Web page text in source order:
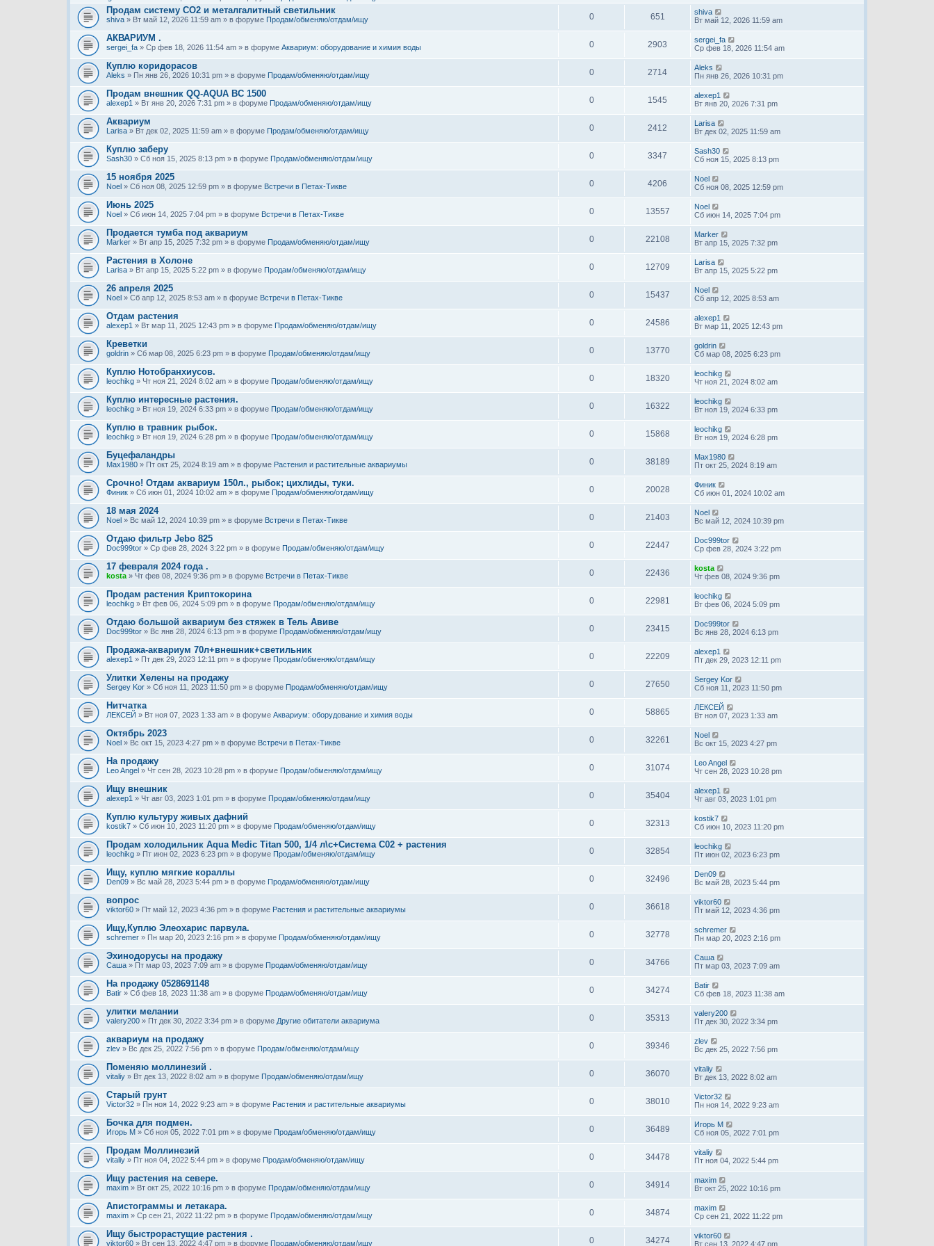
Продам систему СО2 и металгалитный светильник
shiva » Вт май 12, 2026 11:59 am » в форуме Продам/обменяю/отдам/ищу 0 651
shiva
Вт май 12, 2026 11:59 am
АКВАРИУМ .
sergei_fa » Ср фев 18, 2026 11:54 am » в форуме Аквариум: оборудование и химия воды 0 2903
sergei_fa
Ср фев 18, 2026 11:54 am
Куплю коридорасов
Aleks » Пн янв 26, 2026 10:31 pm » в форуме Продам/обменяю/отдам/ищу 0 2714
Aleks
Пн янв 26, 2026 10:31 pm
Продам внешник QQ-AQUA BC 1500
alexep1 » Вт янв 20, 2026 7:31 pm » в форуме Продам/обменяю/отдам/ищу 0 1545
alexep1
Вт янв 20, 2026 7:31 pm
Аквариум
Larisa » Вт дек 02, 2025 11:59 am » в форуме Продам/обменяю/отдам/ищу 0 2412
Larisa
Вт дек 02, 2025 11:59 am
Куплю заберу
Sash30 » Сб ноя 15, 2025 8:13 pm » в форуме Продам/обменяю/отдам/ищу 0 3347
Sash30
Сб ноя 15, 2025 8:13 pm
15 ноября 2025
Noel » Сб ноя 08, 2025 12:59 pm » в форуме Встречи в Петах-Тикве 0 4206
Noel
Сб ноя 08, 2025 12:59 pm
Июнь 2025
Noel » Сб июн 14, 2025 7:04 pm » в форуме Встречи в Петах-Тикве 0 13557
Noel
Сб июн 14, 2025 7:04 pm
Продается тумба под аквариум
Marker » Вт апр 15, 2025 7:32 pm » в форуме Продам/обменяю/отдам/ищу 0 22108
Marker
Вт апр 15, 2025 7:32 pm
Растения в Холоне
Larisa » Вт апр 15, 2025 5:22 pm » в форуме Продам/обменяю/отдам/ищу 0 12709
Larisa
Вт апр 15, 2025 5:22 pm
26 апреля 2025
Noel » Сб апр 12, 2025 8:53 am » в форуме Встречи в Петах-Тикве 0 15437
Noel
Сб апр 12, 2025 8:53 am
Отдам растения
alexep1 » Вт мар 11, 2025 12:43 pm » в форуме Продам/обменяю/отдам/ищу 0 24586
alexep1
Вт мар 11, 2025 12:43 pm
Креветки
goldrin » Сб мар 08, 2025 6:23 pm » в форуме Продам/обменяю/отдам/ищу 0 13770
goldrin
Сб мар 08, 2025 6:23 pm
Куплю Нотобранхиусов.
leochikg » Чт ноя 21, 2024 8:02 am » в форуме Продам/обменяю/отдам/ищу 0 18320
leochikg
Чт ноя 21, 2024 8:02 am
Куплю интересные растения.
leochikg » Вт ноя 19, 2024 6:33 pm » в форуме Продам/обменяю/отдам/ищу 0 16322
leochikg
Вт ноя 19, 2024 6:33 pm
Куплю в травник рыбок.
leochikg » Вт ноя 19, 2024 6:28 pm » в форуме Продам/обменяю/отдам/ищу 0 15868
leochikg
Вт ноя 19, 2024 6:28 pm
Буцефаландры
Max1980 » Пт окт 25, 2024 8:19 am » в форуме Растения и растительные аквариумы 0 38189
Max1980
Пт окт 25, 2024 8:19 am
Срочно! Отдам аквариум 150л., рыбок; цихлиды, туки.
Финик » Сб июн 01, 2024 10:02 am » в форуме Продам/обменяю/отдам/ищу 0 20028
Финик
Сб июн 01, 2024 10:02 am
18 мая 2024
Noel » Вс май 12, 2024 10:39 pm » в форуме Встречи в Петах-Тикве 0 21403
Noel
Вс май 12, 2024 10:39 pm
Отдаю фильтр Jebo 825
Doc999tor » Ср фев 28, 2024 3:22 pm » в форуме Продам/обменяю/отдам/ищу 0 22447
Doc999tor
Ср фев 28, 2024 3:22 pm
17 февраля 2024 года .
kosta » Чт фев 08, 2024 9:36 pm » в форуме Встречи в Петах-Тикве 0 22436
kosta
Чт фев 08, 2024 9:36 pm
Продам растения Криптокорина
leochikg » Вт фев 06, 2024 5:09 pm » в форуме Продам/обменяю/отдам/ищу 0 22981
leochikg
Вт фев 06, 2024 5:09 pm
Отдаю большой аквариум без стяжек в Тель Авиве
Doc999tor » Вс янв 28, 2024 6:13 pm » в форуме Продам/обменяю/отдам/ищу 0 23415
Doc999tor
Вс янв 28, 2024 6:13 pm
Продажа-аквариум 70л+внешник+светильник
alexep1 » Пт дек 29, 2023 12:11 pm » в форуме Продам/обменяю/отдам/ищу 0 22209
alexep1
Пт дек 29, 2023 12:11 pm
Улитки Хелены на продажу
Sergey Kor » Сб ноя 11, 2023 11:50 pm » в форуме Продам/обменяю/отдам/ищу 0 27650
Sergey Kor
Сб ноя 11, 2023 11:50 pm
Нитчатка
ЛЕКСЕЙ » Вт ноя 07, 2023 1:33 am » в форуме Аквариум: оборудование и химия воды 0 58865
ЛЕКСЕЙ
Вт ноя 07, 2023 1:33 am
Октябрь 2023
Noel » Вс окт 15, 2023 4:27 pm » в форуме Встречи в Петах-Тикве 0 32261
Noel
Вс окт 15, 2023 4:27 pm
На продажу
Leo Angel » Чт сен 28, 2023 10:28 pm » в форуме Продам/обменяю/отдам/ищу 0 31074
Leo Angel
Чт сен 28, 2023 10:28 pm
Ищу внешник
alexep1 » Чт авг 03, 2023 1:01 pm » в форуме Продам/обменяю/отдам/ищу 0 35404
alexep1
Чт авг 03, 2023 1:01 pm
Куплю культуру живых дафний
kostik7 » Сб июн 10, 2023 11:20 pm » в форуме Продам/обменяю/отдам/ищу 0 32313
kostik7
Сб июн 10, 2023 11:20 pm
Продам холодильник Aqua Medic Titan 500, 1/4 л\с+Система С02 + растения
leochikg » Пт июн 02, 2023 6:23 pm » в форуме Продам/обменяю/отдам/ищу 0 32854
leochikg
Пт июн 02, 2023 6:23 pm
Ищу, куплю мягкие кораллы
Den09 » Вс май 28, 2023 5:44 pm » в форуме Продам/обменяю/отдам/ищу 0 32496
Den09
Вс май 28, 2023 5:44 pm
вопрос
viktor60 » Пт май 12, 2023 4:36 pm » в форуме Растения и растительные аквариумы 0 36618
viktor60
Пт май 12, 2023 4:36 pm
Ищу,Куплю Элеохарис парвула.
schremer » Пн мар 20, 2023 2:16 pm » в форуме Продам/обменяю/отдам/ищу 0 32778
schremer
Пн мар 20, 2023 2:16 pm
Эхинодорусы на продажу
Саша » Пт мар 03, 2023 7:09 am » в форуме Продам/обменяю/отдам/ищу 0 34766
Саша
Пт мар 03, 2023 7:09 am
На продажу 0528691148
Batir » Сб фев 18, 2023 11:38 am » в форуме Продам/обменяю/отдам/ищу 0 34274
Batir
Сб фев 18, 2023 11:38 am
улитки мелании
valery200 » Пт дек 30, 2022 3:34 pm » в форуме Другие обитатели аквариума 0 35313
valery200
Пт дек 30, 2022 3:34 pm
аквариум на продажу
zlev » Вс дек 25, 2022 7:56 pm » в форуме Продам/обменяю/отдам/ищу 0 39346
zlev
Вс дек 25, 2022 7:56 pm
Поменяю моллинезий .
vitaliy » Вт дек 13, 2022 8:02 am » в форуме Продам/обменяю/отдам/ищу 0 36070
vitaliy
Вт дек 13, 2022 8:02 am
Старый грунт
Victor32 » Пн ноя 14, 2022 9:23 am » в форуме Растения и растительные аквариумы 0 38010
Victor32
Пн ноя 14, 2022 9:23 am
Бочка для подмен.
Игорь М » Сб ноя 05, 2022 7:01 pm » в форуме Продам/обменяю/отдам/ищу 0 36489
Игорь М
Сб ноя 05, 2022 7:01 pm
Продам Моллинезий
vitaliy » Пт ноя 04, 2022 5:44 pm » в форуме Продам/обменяю/отдам/ищу 0 34478
vitaliy
Пт ноя 04, 2022 5:44 pm
Ищу растения на севере.
maxim » Вт окт 25, 2022 10:16 pm » в форуме Продам/обменяю/отдам/ищу 0 34914
maxim
Вт окт 25, 2022 10:16 pm
Апистограммы и летакара.
maxim » Ср сен 21, 2022 11:22 pm » в форуме Продам/обменяю/отдам/ищу 0 34874
maxim
Ср сен 21, 2022 11:22 pm
Ищу быстрорастущие растения .
viktor60 » Вт сен 13, 2022 4:47 pm » в форуме Продам/обменяю/отдам/ищу 0 34274
viktor60
Вт сен 13, 2022 4:47 pm